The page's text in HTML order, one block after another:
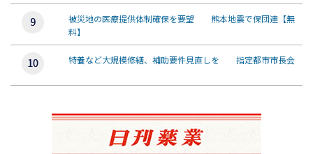
被災地の医療提供体制確保を要望 熊本地震で保団連【無
料】
特養など大規模修繕、補助要件見直しを 指定都市市長会